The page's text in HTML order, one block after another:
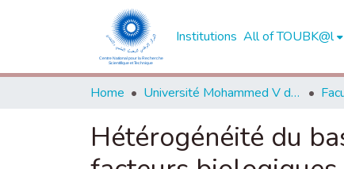
Institutions All of TOUBK@l
Home Université Mohammed V de Rabat
Hétérogénéité du